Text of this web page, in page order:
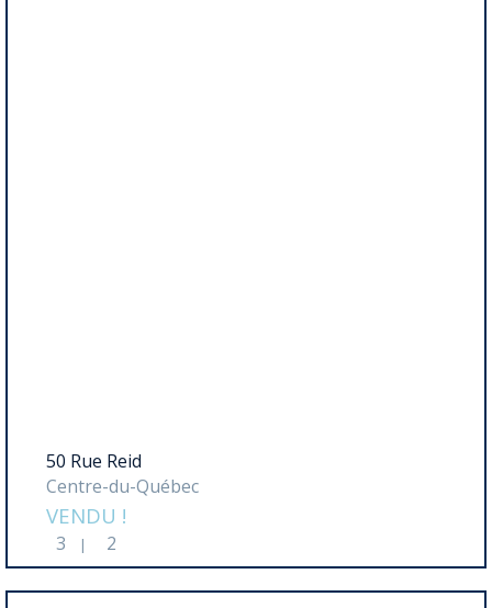
50 Rue Reid
Centre-du-Québec
VENDU !
3 | 2